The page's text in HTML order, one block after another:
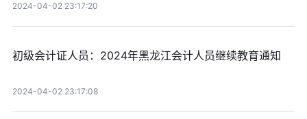
2024-04-02 23:17:20
初级会计证人员：2024年黑龙江会计人员继续教育通知
2024-04-02 23:17:08